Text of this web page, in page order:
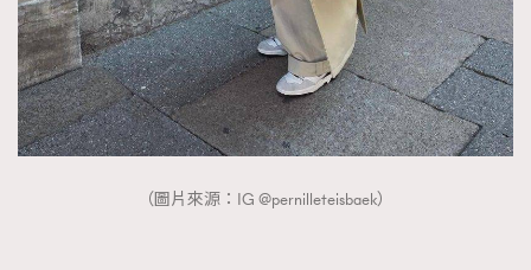
（圖片來源：IG @pernilleteisbaek）